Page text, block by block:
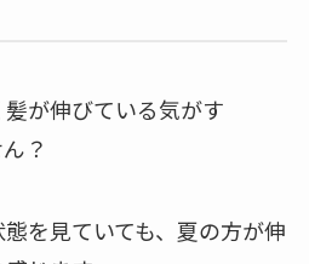
が伸びている気がす
？
を見ていても、夏の方が伸